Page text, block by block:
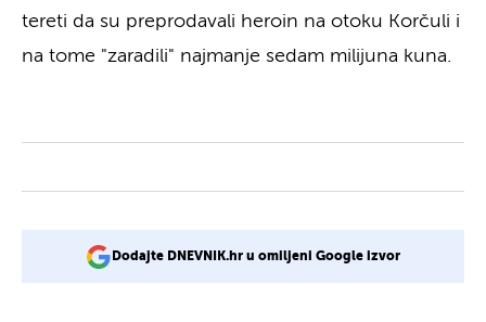
tereti da su preprodavali heroin na otoku Korčuli i
na tome "zaradili" najmanje sedam milijuna kuna.
Dodajte DNEVNIK.hr u omiljeni Google izvor